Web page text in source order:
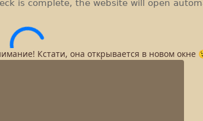
Кстати, она открывается в новом окне